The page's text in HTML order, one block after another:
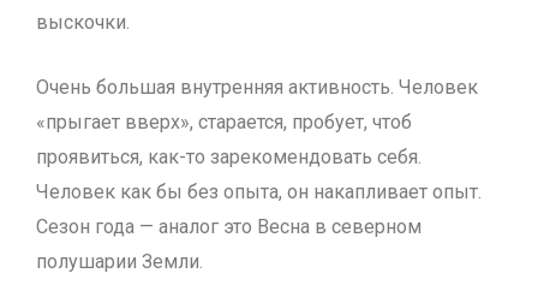
выскочки.
Очень большая внутренняя активность. Человек
«прыгает вверх», старается, пробует, чтоб
проявиться, как-то зарекомендовать себя.
Человек как бы без опыта, он накапливает опыт.
Сезон года — аналог это Весна в северном
полушарии Земли.